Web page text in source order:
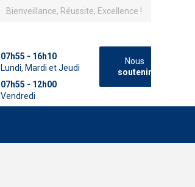
Bienveillance, Réussite, Excellence !
07h55 - 16h10
Lundi, Mardi et Jeudi
07h55 - 12h00
Vendredi
Nous
soutenir